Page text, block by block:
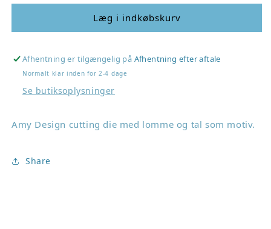
for
Design
&quot;Men
Digits&quot;
for
Amy
Design
&quot;Men
Digits&quot;
Læg i indkøbskurv
Afhentning er tilgængelig på Afhentning efter aftale
Normalt klar inden for 2-4 dage
Se butiksoplysninger
Amy Design cutting die med lomme og tal som motiv.
Share